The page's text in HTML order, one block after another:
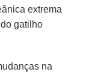
extrema
gatilho
na